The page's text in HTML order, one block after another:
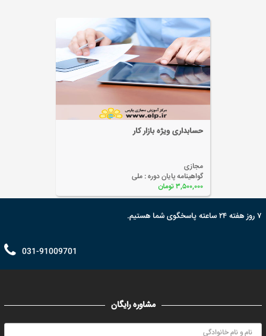
حسابداری ویژه بازار کار
مجازی
گواهینامه پایان دوره : ملی
۳,۵۰۰,۰۰۰ تومان
۷ روز هفته ۲۴ ساعته پاسخگوی شما هستیم.
031-91009701
مشاوره رایگان